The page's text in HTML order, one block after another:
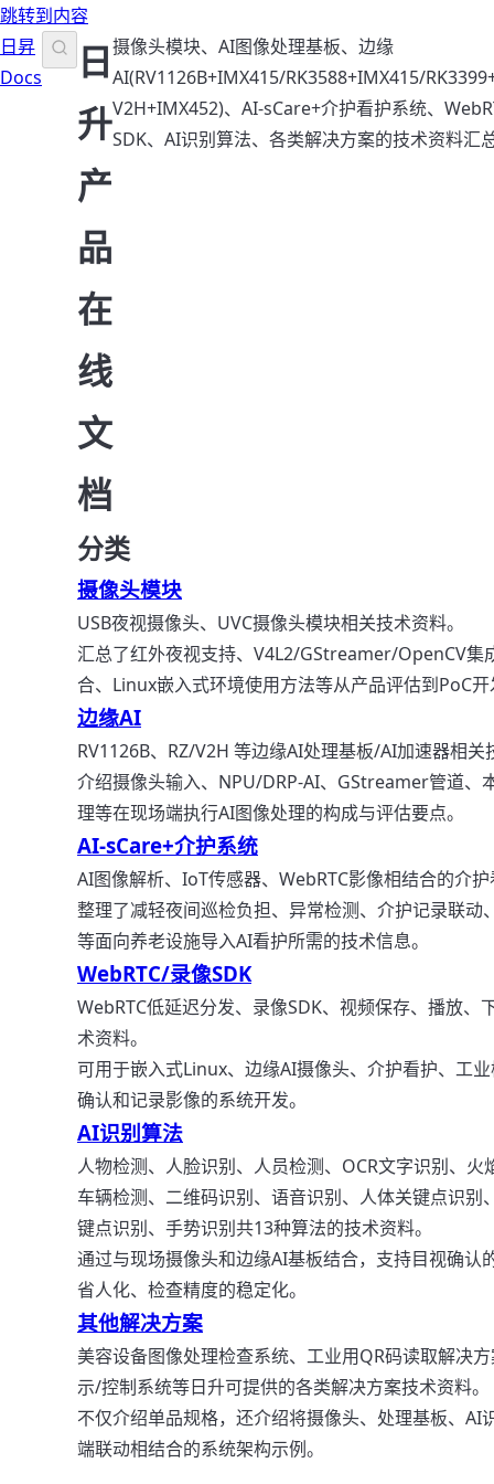
跳转到内容
日昇
Docs
日
升
产
品
在
线
文
档
摄像头模块、AI图像处理基板、边缘
AI(RV1126B+IMX415/RK3588+IMX415/
V2H+IMX452)、AI-sCare+介护看护系统、
SDK、AI识别算法、各类解决方案的技术资料汇
分类
摄像头模块
USB夜视摄像头、UVC摄像头模块相关技术资料。
汇总了红外夜视支持、V4L2/GStreamer/OpenCV集
合、Linux嵌入式环境使用方法等从产品评估到PoC
边缘AI
RV1126B、RZ/V2H 等边缘AI处理基板/AI加速器相关
介绍摄像头输入、NPU/DRP-AI、GStreamer管道、
理等在现场端执行AI图像处理的构成与评估要点。
AI-sCare+介护系统
AI图像解析、IoT传感器、WebRTC影像相结合的介
整理了减轻夜间巡检负担、异常检测、介护记录联动
等面向养老设施导入AI看护所需的技术信息。
WebRTC/录像SDK
WebRTC低延迟分发、录像SDK、视频保存、播放、
术资料。
可用于嵌入式Linux、边缘AI摄像头、介护看护、工
确认和记录影像的系统开发。
AI识别算法
人物检测、人脸识别、人员检测、OCR文字识别、火
车辆检测、二维码识别、语音识别、人体关键点识别
键点识别、手势识别共13种算法的技术资料。
通过与现场摄像头和边缘AI基板结合，支持目视确认
省人化、检查精度的稳定化。
其他解决方案
美容设备图像处理检查系统、工业用QR码读取解决
示/控制系统等日升可提供的各类解决方案技术资料。
不仅介绍单品规格，还介绍将摄像头、处理基板、AI
端联动相结合的系统架构示例。